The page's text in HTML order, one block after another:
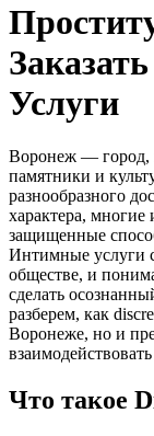
Услуги
Воронеж — город,
памятники и
разнообразного
характера,
защищенные
Интимные услуги
обществе, и
сделать
разберем, как
Воронеже, но и
Что такое